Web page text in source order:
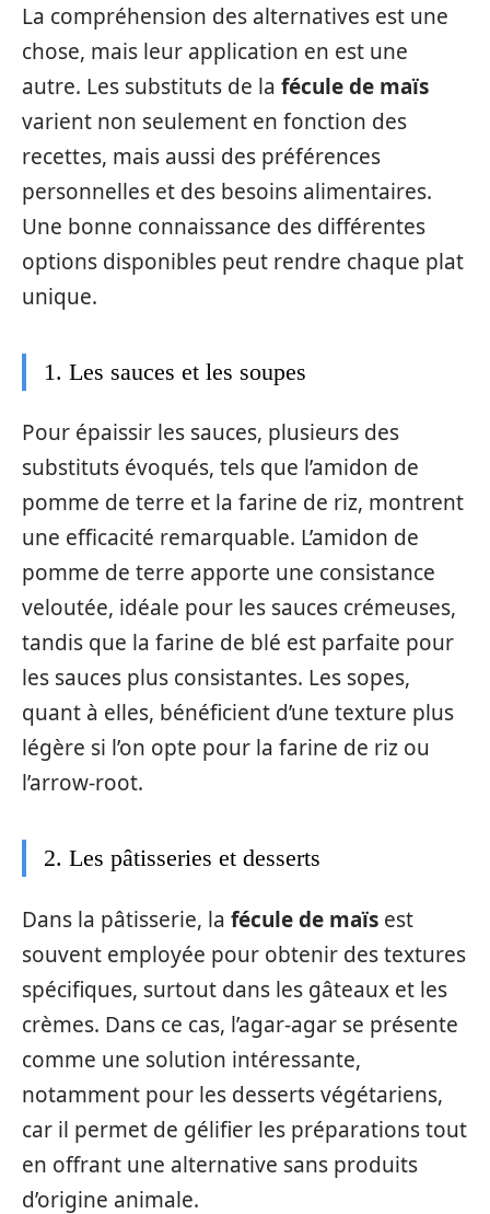
La compréhension des alternatives est une
chose, mais leur application en est une
autre. Les substituts de la fécule de maïs
varient non seulement en fonction des
recettes, mais aussi des préférences
personnelles et des besoins alimentaires.
Une bonne connaissance des différentes
options disponibles peut rendre chaque plat
unique.
1. Les sauces et les soupes
Pour épaissir les sauces, plusieurs des
substituts évoqués, tels que l’amidon de
pomme de terre et la farine de riz, montrent
une efficacité remarquable. L’amidon de
pomme de terre apporte une consistance
veloutée, idéale pour les sauces crémeuses,
tandis que la farine de blé est parfaite pour
les sauces plus consistantes. Les sopes,
quant à elles, bénéficient d’une texture plus
légère si l’on opte pour la farine de riz ou
l’arrow-root.
2. Les pâtisseries et desserts
Dans la pâtisserie, la fécule de maïs est
souvent employée pour obtenir des textures
spécifiques, surtout dans les gâteaux et les
crèmes. Dans ce cas, l’agar-agar se présente
comme une solution intéressante,
notamment pour les desserts végétariens,
car il permet de gélifier les préparations tout
en offrant une alternative sans produits
d’origine animale.